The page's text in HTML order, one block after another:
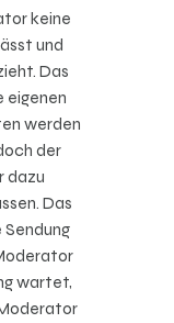
keine
und
Das
werden
der
dazu
Das
Sendung
wartet,